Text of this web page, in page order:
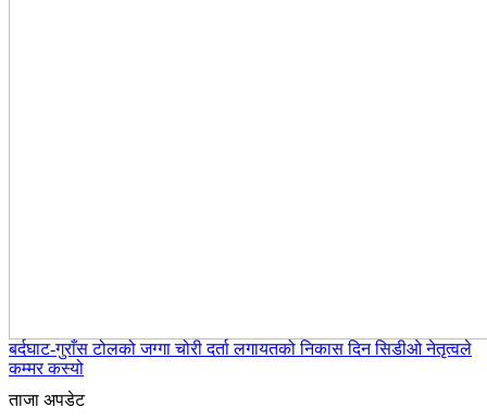
बर्दघाट-गुराँस टोलको जग्गा चोरी दर्ता लगायतको निकास दिन सिडीओ नेतृत्वले
कम्मर कस्यो
ताजा अपडेट